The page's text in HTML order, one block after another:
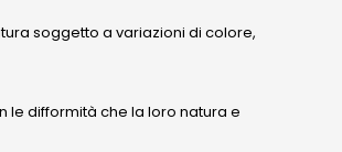
soggetto a variazioni di colore,
le difformità che la loro natura e